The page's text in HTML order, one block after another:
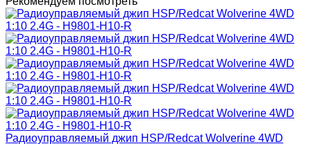
Радиоуправляемый джип HSP/Redcat Wolverine 4WD